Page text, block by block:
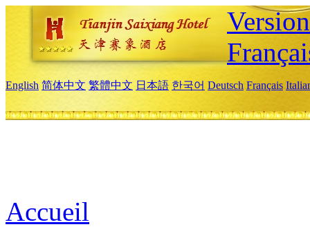
English 简体中文 繁體中文 日本語 한국어 Deutsch Français
Accueil